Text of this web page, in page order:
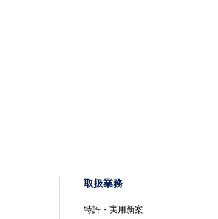
取扱業務
特許・実用新案